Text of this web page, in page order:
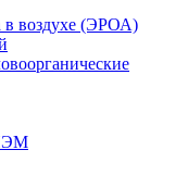
в воздухе (ЭРОА)